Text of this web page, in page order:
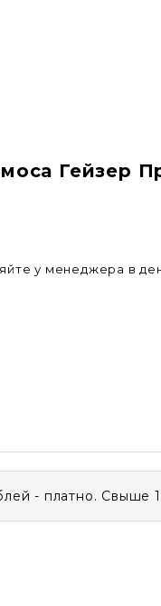
Гейзер
у менеджера в
- платно. Свыше